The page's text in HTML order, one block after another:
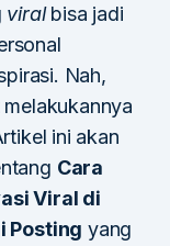
viralbisa jadi
Nah,
ini akan
Cara
Viral di
Posting yang